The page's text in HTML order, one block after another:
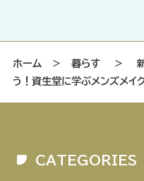
ホーム ＞ 暮らす＞
う！資生堂に学ぶメンズメイ
CATEGORIES